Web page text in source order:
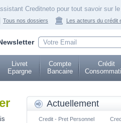
Creditneto pour tout savoir sur
Tous nos dossiers Les acteurs du crédit
Livret
Epargne
Compte
Bancaire
Crédit
Actuellement
Credit - Pret Personnel